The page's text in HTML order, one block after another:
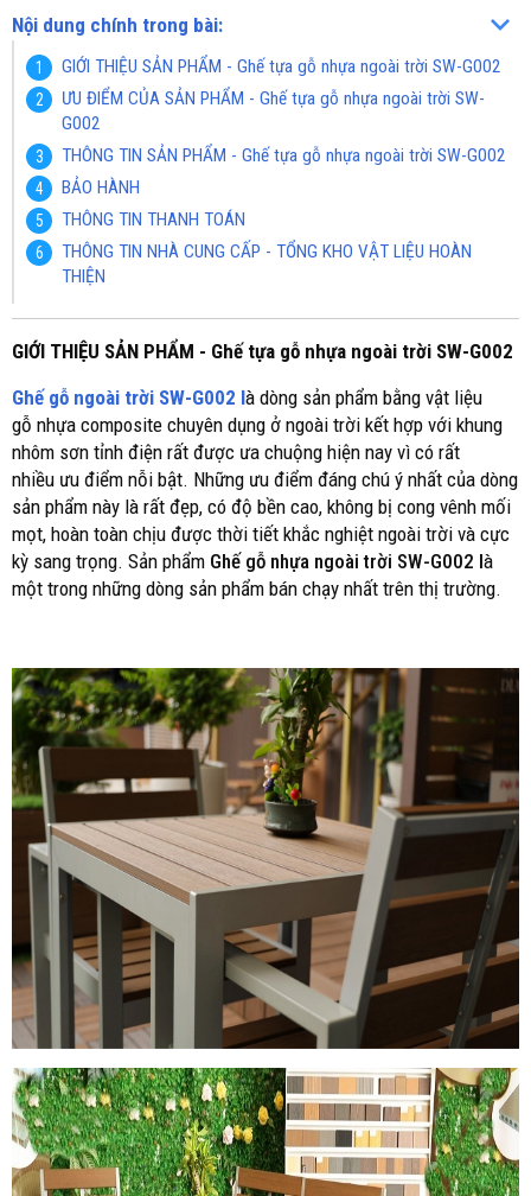
Nội dung chính trong bài:
GIỚI THIỆU SẢN PHẨM - Ghế tựa gỗ nhựa ngoài trời SW-G002
ƯU ĐIỂM CỦA SẢN PHẨM - Ghế tựa gỗ nhựa ngoài trời SW-
G002
THÔNG TIN SẢN PHẨM - Ghế tựa gỗ nhựa ngoài trời SW-G002
BẢO HÀNH
THÔNG TIN THANH TOÁN
THÔNG TIN NHÀ CUNG CẤP - TỔNG KHO VẬT LIỆU HOÀN
THIỆN
GIỚI THIỆU SẢN PHẨM - Ghế tựa gỗ nhựa ngoài trời SW-G002
Ghế gỗ ngoài trời SW-G002 là dòng sản phẩm bằng vật liệu
gỗ nhựa composite chuyên dụng ở ngoài trời kết hợp với khung
nhôm sơn tỉnh điện rất được ưa chuộng hiện nay vì có rất
nhiều ưu điểm nỗi bật. Những ưu điểm đáng chú ý nhất của dòng
sản phẩm này là rất đẹp, có độ bền cao, không bị cong vênh mối
mọt, hoàn toàn chịu được thời tiết khắc nghiệt ngoài trời và cực
kỳ sang trọng. Sản phẩm Ghế gỗ nhựa ngoài trời SW-G002 là
một trong những dòng sản phẩm bán chạy nhất trên thị trường.